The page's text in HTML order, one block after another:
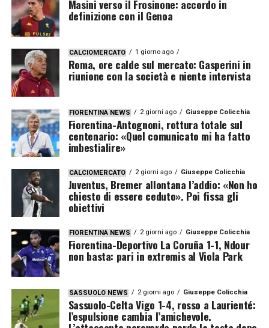
Masini verso il Frosinone: accordo in
definizione con il Genoa
CALCIOMERCATO 1 giorno ago
Roma, ore calde sul mercato: Gasperini in
riunione con la società e niente intervista
FIORENTINA NEWS 2 giorni ago Giuseppe Colicchia
Fiorentina-Antognoni, rottura totale sul
centenario: «Quel comunicato mi ha fatto
imbestialire»
CALCIOMERCATO 2 giorni ago Giuseppe Colicchia
Juventus, Bremer allontana l’addio: «Non ho
chiesto di essere ceduto». Poi fissa gli
obiettivi
FIORENTINA NEWS 2 giorni ago Giuseppe Colicchia
Fiorentina-Deportivo La Coruña 1-1, Ndour
non basta: pari in extremis al Viola Park
SASSUOLO NEWS 2 giorni ago Giuseppe Colicchia
Sassuolo-Celta Vigo 1-4, rosso a Laurienté:
l’espulsione cambia l’amichevole.